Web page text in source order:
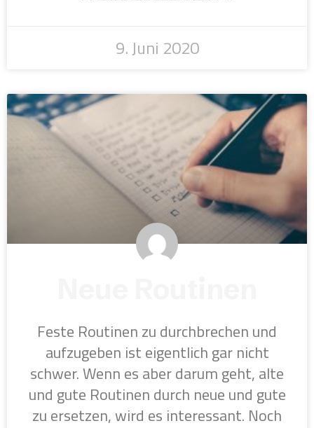
9. Juni 2020
Feste Routinen zu durchbrechen und
aufzugeben ist eigentlich gar nicht
schwer. Wenn es aber darum geht, alte
und gute Routinen durch neue und gute
zu ersetzen, wird es interessant. Noch